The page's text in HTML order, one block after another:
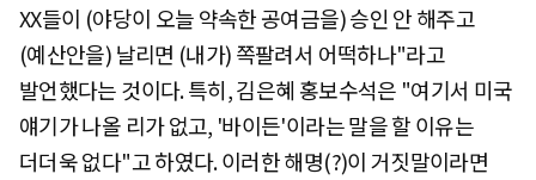
XX들이 (야당이 오늘 약속한 공여금을) 승인 안 해주고
(예산안을) 날리면 (내가) 쪽팔려서 어떡하나"라고
발언했다는 것이다. 특히, 김은혜 홍보수석은 "여기서 미국
얘기가 나올 리가 없고, '바이든'이라는 말을 할 이유는
더더욱 없다"고 하였다. 이러한 해명(?)이 거짓말이라면